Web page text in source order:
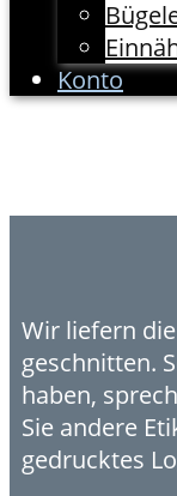
Konto
Wir liefern
geschnitten.
haben,
Sie andere
gedrucktes